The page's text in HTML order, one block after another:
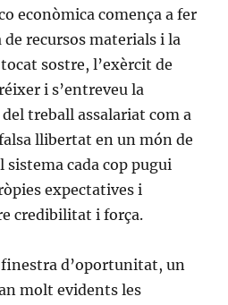
econòmica comença a fer
recursos materials i la
sostre, l’exèrcit de
i s’entreveu la
treball assalariat com a
llibertat en un món de
sistema cada cop pugui
expectatives i
credibilitat i força.
finestra d’oportunitat, un
molt evidents les